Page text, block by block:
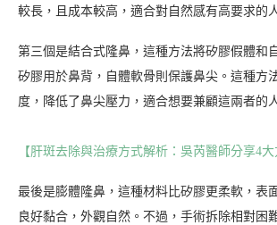
較長，且成本較高，適合對自然感有高要求的
第三個是結合式隆鼻，這種方法將矽膠假體和
矽膠用於鼻背，自體軟骨則保護鼻尖。這種方
度，降低了鼻尖壓力，適合想要兼顧這兩者的
【肝斑去除與治療方式解析：吳芮醫師分享4大
最後是膨體隆鼻，這種材料比矽膠更柔軟，表
良好黏合，外觀自然。不過，手術拆除相對困